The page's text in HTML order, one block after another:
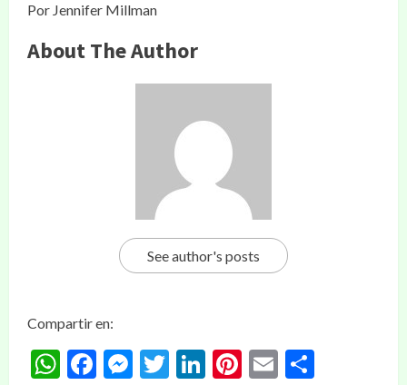
Por Jennifer Millman
About The Author
See author's posts
Compartir en:
WhatsApp
Facebook
Messenger
Twitter
LinkedIn
Pinterest
Email